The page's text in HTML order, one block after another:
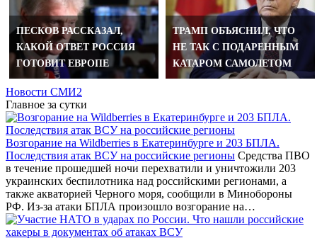
ПЕСКОВ РАССКАЗАЛ,
КАКОЙ ОТВЕТ РОССИЯ
ГОТОВИТ ЕВРОПЕ
ТРАМП ОБЪЯСНИЛ, ЧТО
НЕ ТАК С ПОДАРЕННЫМ
КАТАРОМ САМОЛЕТОМ
Новости СМИ2
Главное за сутки
Возгорание на Wildberries в Екатеринбурге и 203 БПЛА.
Последствия атак ВСУ на российские регионы Средства ПВО
в течение прошедшей ночи перехватили и уничтожили 203
украинских беспилотника над российскими регионами, а
также акваторией Черного моря, сообщили в Минобороны
РФ. Из-за атаки БПЛА произошло возгорание на…